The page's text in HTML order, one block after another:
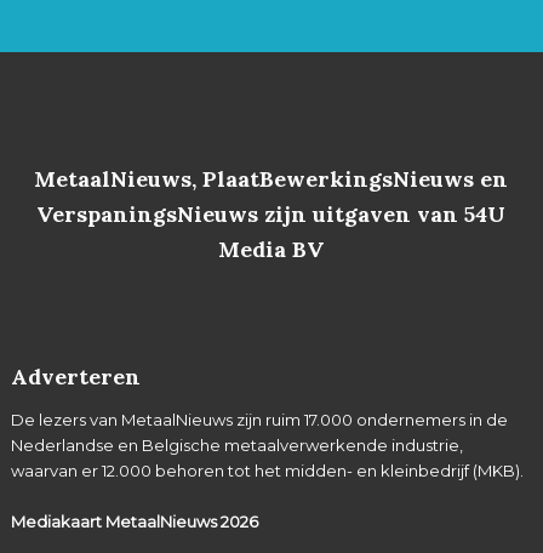
MetaalNieuws, PlaatBewerkingsNieuws en
VerspaningsNieuws zijn uitgaven van 54U
Media BV
Adverteren
De lezers van MetaalNieuws zijn ruim 17.000 ondernemers in de
Nederlandse en Belgische metaalverwerkende industrie,
waarvan er 12.000 behoren tot het midden- en kleinbedrijf (MKB).
Mediakaart MetaalNieuws2026